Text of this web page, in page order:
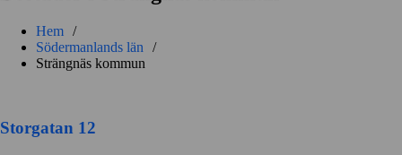
Hem /
Södermanlands län
/
Strängnäs kommun
Storgatan 12